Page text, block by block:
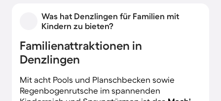
Was hat Denzlingen für Familien mit
Kindern zu bieten?
Familienattraktionen in
Denzlingen
Mit acht Pools und Planschbecken sowie
Regenbogenrutsche im spannenden